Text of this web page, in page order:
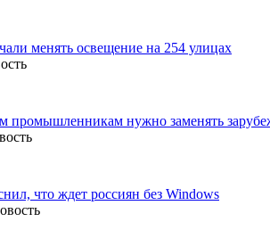
менять освещение на 254 улицах
промышленникам нужно заменять
что ждет россиян без Windows